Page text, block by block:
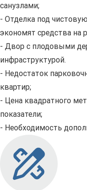
санузлами;
- Отделка под
экономят средства на
- Двор с плодовыми
инфраструктурой.
- Недостаток
квартир;
- Цена квадратного
показатели;
- Необходимость